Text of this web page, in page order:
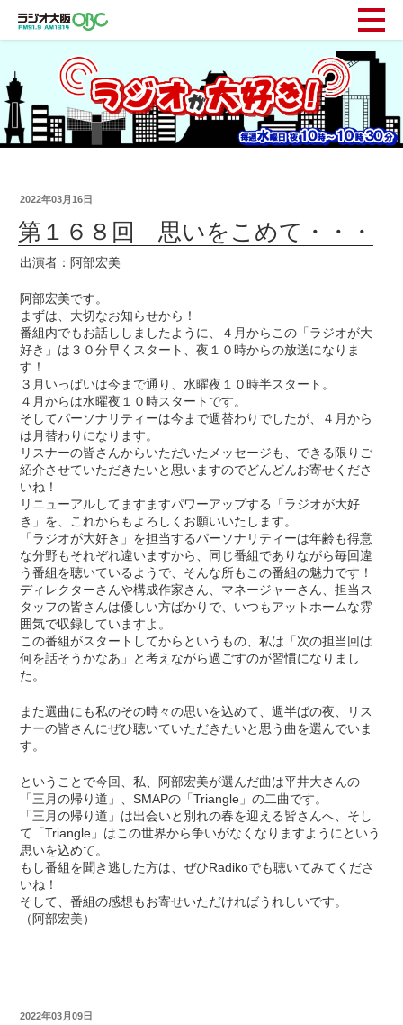
2022年03月16日
第１６８回 思いをこめて・・・
出演者：阿部宏美
阿部宏美です。
まずは、大切なお知らせから！
番組内でもお話ししましたように、４月からこの「ラジオが大
好き」は３０分早くスタート、夜１０時からの放送になりま
す！
３月いっぱいは今まで通り、水曜夜１０時半スタート。
４月からは水曜夜１０時スタートです。
そしてパーソナリティーは今まで週替わりでしたが、４月から
は月替わりになります。
リスナーの皆さんからいただいたメッセージも、できる限りご
紹介させていただきたいと思いますのでどんどんお寄せくださ
いね！
リニューアルしてますますパワーアップする「ラジオが大好
き」を、これからもよろしくお願いいたします。
「ラジオが大好き」を担当するパーソナリティーは年齢も得意
な分野もそれぞれ違いますから、同じ番組でありながら毎回違
う番組を聴いているようで、そんな所もこの番組の魅力です！
ディレクターさんや構成作家さん、マネージャーさん、担当ス
タッフの皆さんは優しい方ばかりで、いつもアットホームな雰
囲気で収録していますよ。
この番組がスタートしてからというもの、私は「次の担当回は
何を話そうかなあ」と考えながら過ごすのが習慣になりまし
た。
また選曲にも私のその時々の思いを込めて、週半ばの夜、リス
ナーの皆さんにぜひ聴いていただきたいと思う曲を選んでいま
す。
ということで今回、私、阿部宏美が選んだ曲は平井大さんの
「三月の帰り道」、SMAPの「Triangle」の二曲です。
「三月の帰り道」は出会いと別れの春を迎える皆さんへ、そし
て「Triangle」はこの世界から争いがなくなりますようにという
思いを込めて。
もし番組を聞き逃した方は、ぜひRadikoでも聴いてみてくださ
いね！
そして、番組の感想もお寄せいただければうれしいです。
（阿部宏美）
2022年03月09日